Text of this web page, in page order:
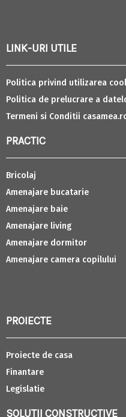
LINK-URI UTILE
Politica privind utilizarea
Politica de prelucrare a
Termeni si Conditii
PRACTIC
Bricolaj
Amenajare bucatarie
Amenajare baie
Amenajare living
Amenajare dormitor
Amenajare camera copilului
PROIECTE
Proiecte de casa
Finantare
Legislatie
SOLUTII CONSTRUCTIVE